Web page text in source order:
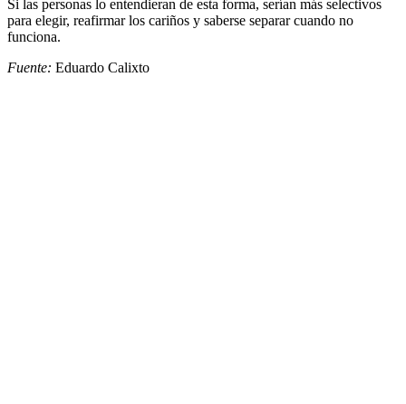
Si las personas lo entendieran de esta forma, serían más selectivos
para elegir, reafirmar los cariños y saberse separar cuando no
funciona.
Fuente: Eduardo Calixto